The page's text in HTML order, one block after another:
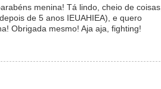
menina! Tá lindo, cheio de coisas,
de 5 anos IEUAHIEA), e quero
Obrigada mesmo! Aja aja, fighting!